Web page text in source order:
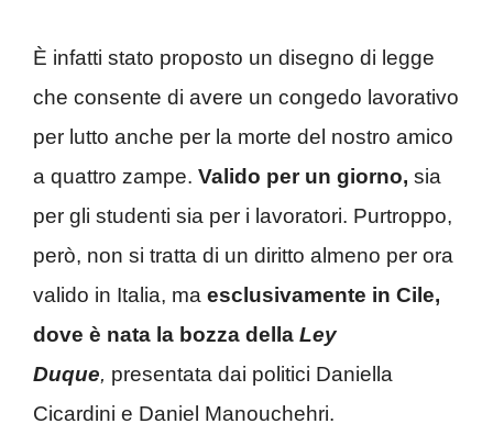
È infatti stato proposto un disegno di legge
che consente di avere un congedo lavorativo
per lutto anche per la morte del nostro amico
a quattro zampe. Valido per un giorno, sia
per gli studenti sia per i lavoratori. Purtroppo,
però, non si tratta di un diritto almeno per ora
valido in Italia, ma esclusivamente in Cile,
dove è nata la bozza della Ley
Duque, presentata dai politici Daniella
Cicardini e Daniel Manouchehri.